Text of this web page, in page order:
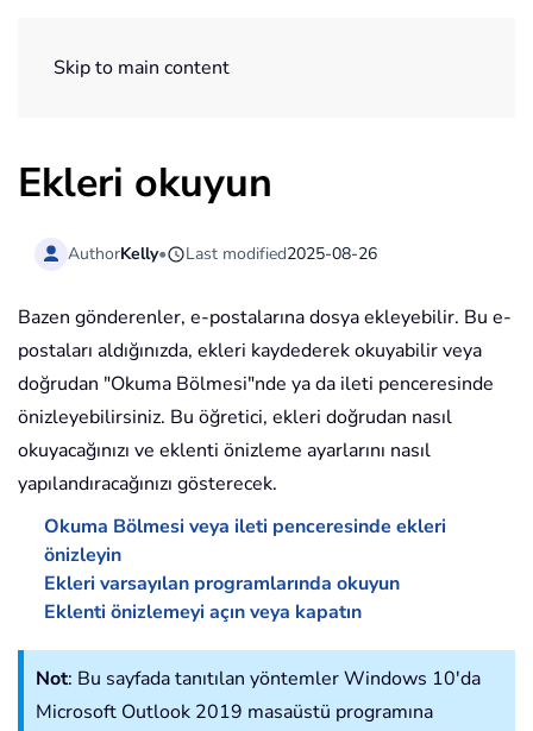
Skip to main content
Ekleri okuyun
AuthorKelly• Last modified2025-08-26
Bazen gönderenler, e-postalarına dosya ekleyebilir. Bu e-
postaları aldığınızda, ekleri kaydederek okuyabilir veya
doğrudan "Okuma Bölmesi"nde ya da ileti penceresinde
önizleyebilirsiniz. Bu öğretici, ekleri doğrudan nasıl
okuyacağınızı ve eklenti önizleme ayarlarını nasıl
yapılandıracağınızı gösterecek.
Okuma Bölmesi veya ileti penceresinde ekleri
önizleyin
Ekleri varsayılan programlarında okuyun
Eklenti önizlemeyi açın veya kapatın
Not: Bu sayfada tanıtılan yöntemler Windows 10'da
Microsoft Outlook 2019 masaüstü programına